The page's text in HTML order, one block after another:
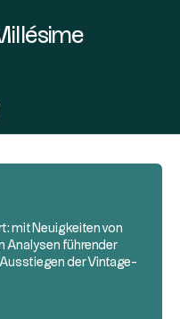
mit Neuigkeiten von
Analysen führender
der Vintage-